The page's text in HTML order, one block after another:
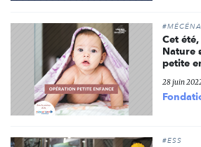
Cet
Nature
petite
28 juin
#ESS